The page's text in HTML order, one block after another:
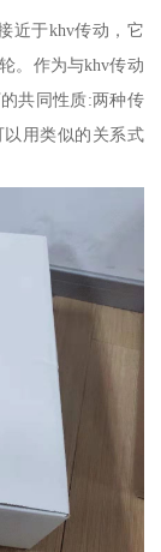
近于khv传动，它
。作为与khv传动
共同性质:两种传
用类似的关系式